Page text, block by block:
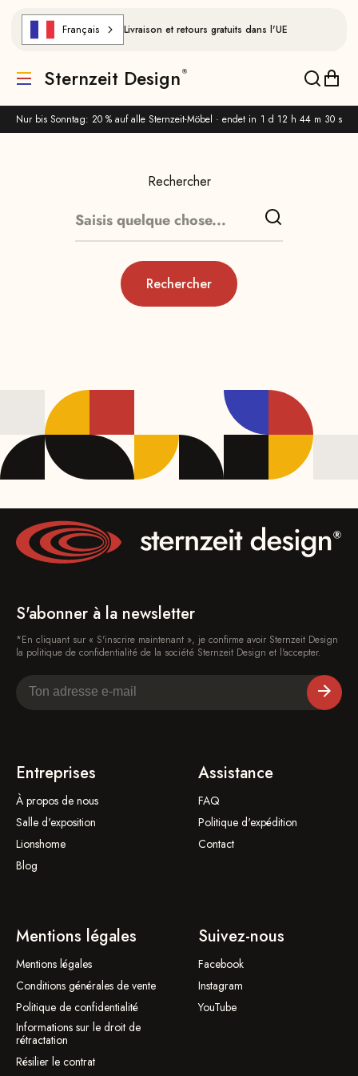
Nur bis Sonntag: 20 % auf alle Sternzeit-Möbel · endet in 1 d 12 h 44 m 30 s
Français Livraison et retours gratuits dans l'UE
Traduction manquante : de.header.general.menu
Sternzeit Design
Rechercher
Rechercher
S'abonner à la newsletter
*En cliquant sur « S'inscrire maintenant », je confirme avoir Sternzeit Design
la politique de confidentialité de la société Sternzeit Design et l'accepter.
Entreprises
À propos de nous
Salle d'exposition
Lionshome
Blog
Assistance
FAQ
Politique d'expédition
Contact
Mentions légales
Mentions légales
Conditions générales de vente
Politique de confidentialité
Informations sur le droit de
rétractation
Résilier le contrat
Suivez-nous
Facebook
Instagram
YouTube